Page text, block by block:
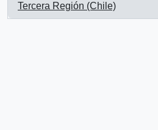
Tercera Región (Chile)
, 1 results